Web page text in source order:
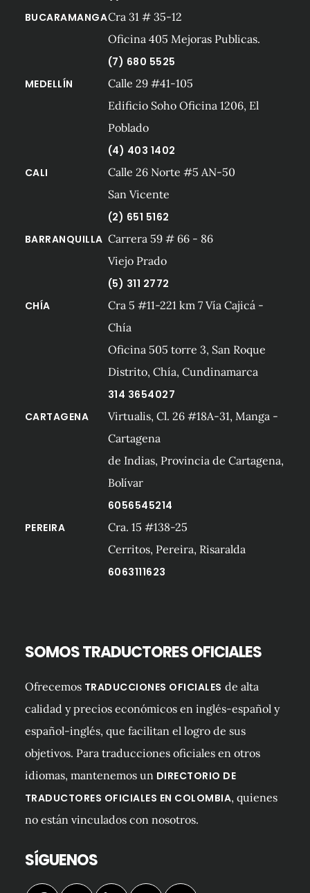
BUCARAMANGACra 31 # 35-12
Oficina 405 Mejoras Publicas.
(7) 680 5525
MEDELLÍN
Calle 29 #41-105
Edificio Soho Oficina 1206, El
Poblado
(4) 403 1402
CALI
Calle 26 Norte #5 AN-50
San Vicente
(2) 651 5162
BARRANQUILLA Carrera 59 # 66 - 86
Viejo Prado
(5) 311 2772
CHÍA
Cra 5 #11-221 km 7 Vía Cajicá -
Chía
Oficina 505 torre 3, San Roque
Distrito, Chía, Cundinamarca
314 3654027
CARTAGENA
Virtualis, Cl. 26 #18A-31, Manga -
Cartagena
de Indias, Provincia de Cartagena,
Bolívar
6056545214
PEREIRA
Cra. 15 #138-25
Cerritos, Pereira, Risaralda
6063111623
SOMOS TRADUCTORES OFICIALES
Ofrecemos TRADUCCIONES OFICIALES de alta
calidad y precios económicos en inglés-español y
español-inglés, que facilitan el logro de sus
objetivos. Para traducciones oficiales en otros
idiomas, mantenemos un DIRECTORIO DE
TRADUCTORES OFICIALES EN COLOMBIA, quienes
no están vinculados con nosotros.
SÍGUENOS